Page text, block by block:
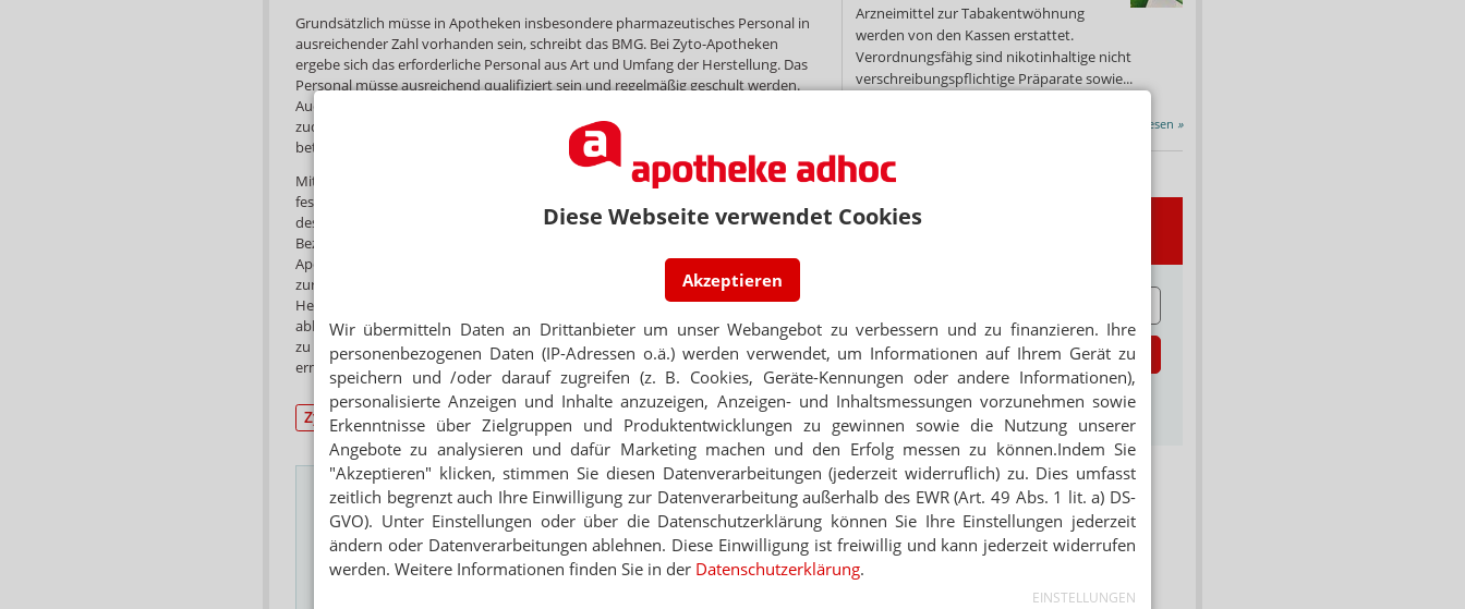
Diese Webseite verwendet Cookies
Akzeptieren
Wir übermitteln Daten an Drittanbieter um unser Webangebot zu verbessern und zu finanzieren. Ihre
personenbezogenen Daten (IP-Adressen o.ä.) werden verwendet, um Informationen auf Ihrem Gerät zu
speichern und /oder darauf zugreifen (z. B. Cookies, Geräte-Kennungen oder andere Informationen),
personalisierte Anzeigen und Inhalte anzuzeigen, Anzeigen- und Inhaltsmessungen vorzunehmen sowie
Erkenntnisse über Zielgruppen und Produktentwicklungen zu gewinnen sowie die Nutzung unserer
Angebote zu analysieren und dafür Marketing machen und den Erfolg messen zu können.Indem Sie
"Akzeptieren" klicken, stimmen Sie diesen Datenverarbeitungen (jederzeit widerruflich) zu. Dies umfasst
zeitlich begrenzt auch Ihre Einwilligung zur Datenverarbeitung außerhalb des EWR (Art. 49 Abs. 1 lit. a) DS-
GVO). Unter Einstellungen oder über die Datenschutzerklärung können Sie Ihre Einstellungen jederzeit
ändern oder Datenverarbeitungen ablehnen. Diese Einwilligung ist freiwillig und kann jederzeit widerrufen
werden. Weitere Informationen finden Sie in der Datenschutzerklärung.
EINSTELLUNGEN
Grundsätzlich müsse in Apotheken insbesondere pharmazeutisches Personal in
ausreichender Zahl vorhanden sein, schreibt das BMG. Bei Zyto-Apotheken
ergebe sich das erforderliche Personal aus Art und Umfang der Herstellung. Das
Personal müsse ausreichend qualifiziert sein und regelmäßig geschult werden.
Auch dies unterliege der behördlichen Überwachung. Die Apotheken seien
zudem verpflichtet, ein entsprechendes Qualitätsmanagementsystem zu
betreiben. Eine QMS-Zertifizierung sei aber nicht vorgeschrieben.
Mit dem QMS müssen laut BMG die betrieblichen Abläufe in der Apotheke
festgelegt und dokumentiert werden. Die Dokumentation sei „ein Kernelement“
des Qualitätsmanagements und eine wichtige Grundlage für die Überwachung.
Bezüglich der Herstellung von Arzneimitteln enthielten die Vorschriften über das
Apothekenwesen konkrete Vorgaben, insbesondere zur Herstellungsanweisung,
zur Dokumentation der pharmazeutischen Plausibilitätsprüfung und zum
Herstellungsprotokoll. Das QMS müsse diese Vorgaben „korrekt und vollständig
abbilden“. Keinen Grund sieht die Bundesregierung gegenwärtig, diese Vorgaben
zu verschärfen. Die bestehenden „umfangreiche Dokumentationspflichten“
ermöglichten eine Rückverfolgung aller Vorgänge.
Zytostatika Apothekenrecht
NEWSLETTER
Das Wichtigste des Tages direkt in Ihr Postfach. Kostenlos!
E-MAIL ADRESSE
Jetzt
Arzneimittel zur Tabakentwöhnung
werden von den Kassen erstattet.
Verordnungsfähig sind nikotinhaltige nicht
verschreibungspflichtige Präparate sowie...
Alle Porträts lesen »
Jetzt abonnieren
Hinweis zum Newsletter &
Datenschutz